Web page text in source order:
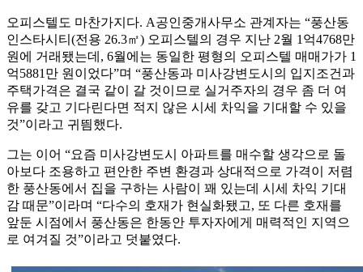
오피스텔도 마찬가지다. A공인중개사무소 관계자는 “풍산동
인스타시티(전용 26.3㎡) 오피스텔의 경우 지난 2월 1억4768만
원에 거래됐는데, 6월에는 동일한 평형의 오피스텔 매매가가 1
억5881만 원이었다”며 “풍산동과 미사강변도시의 입지조건과
주택가격은 결국 같이 갈 것이므로 실거주자의 경우 좀 더 여
유를 갖고 기다린다면 적지 않은 시세 차익을 기대할 수 있을
것”이라고 귀띔했다.
그는 이어 “요즘 미사강변도시 아파트를 매수할 생각으로 돌
아보다 조용하고 편안한 주변 환경과 상대적으로 가격이 저렴
한 풍산동에서 집을 구하는 사람이 꽤 있는데 시세 차익 기대
감 때문”이라며 “다수의 호재가 현실화됐고, 또 다른 호재를
앞둔 시점에서 풍산동은 한동안 투자자에게 매력적인 지역으
로 여겨질 것”이라고 덧붙였다.